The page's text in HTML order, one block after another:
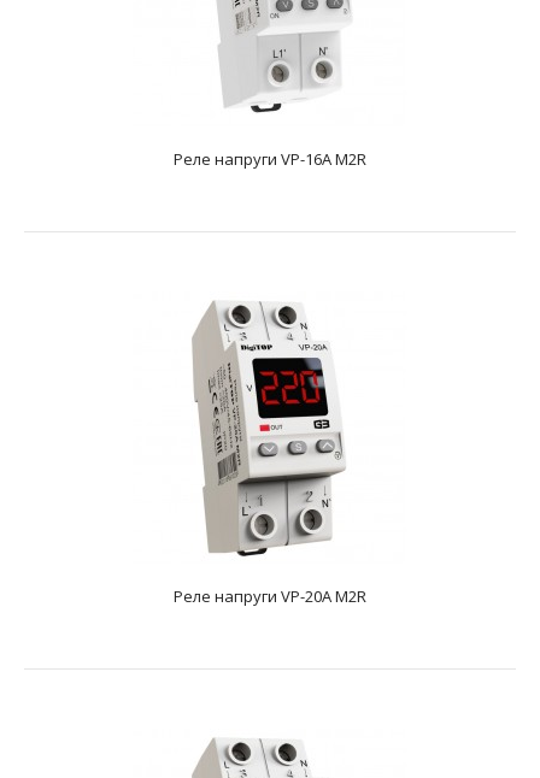
text_zero
Номінальний струм навантаження16AМаксимальний
допустимий струм навантаження20AВимірювана
напруга50-4..
Реле напруги VP-16A M2R
Реле напруги VP-20A M2R